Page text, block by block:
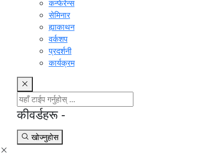
कन्फेरेन्स
सेमिनार
ह्याकाथन
वर्कशप
प्रदर्शनी
कार्यक्रम
कीवर्डहरू -
खोज्नुहोस